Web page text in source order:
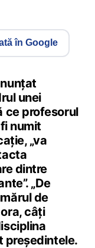
în Google
unei
ce profesorul
numit
„va
dintre
„De
de
câți
președintele.